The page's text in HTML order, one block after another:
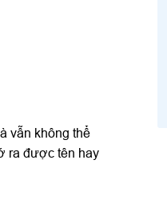
vẫn không thể
ra được tên hay